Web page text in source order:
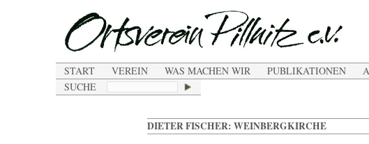
START VEREIN WAS MACHEN WIR PUBLIKATIONEN
SUCHE
DIETER FISCHER: WEINBERGKIRCHE